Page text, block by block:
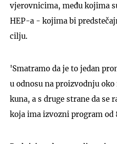
vjerovnicima, među kojima
HEP-a - kojima bi
cilju.
'Smatramo da je to jedan
u odnosu na proizvodnju
kuna, a s druge strane da se
koja ima izvozni program od